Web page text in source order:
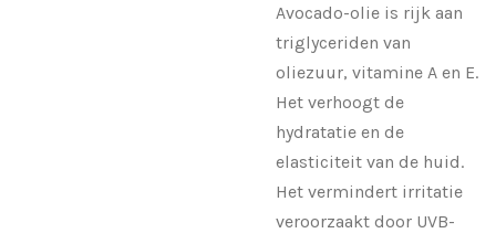
Avocado-olie is rijk aan
triglyceriden van
oliezuur, vitamine A en E.
Het verhoogt de
hydratatie en de
elasticiteit van de huid.
Het vermindert irritatie
veroorzaakt door UVB-